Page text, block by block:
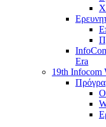
Era
19th Infocom